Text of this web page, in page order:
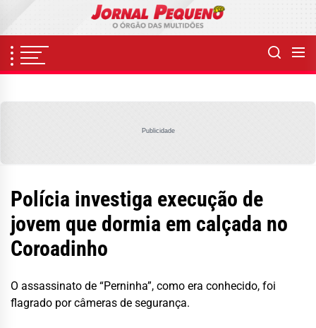
content
Publicidade
Polícia investiga execução de
jovem que dormia em calçada no
Coroadinho
O assassinato de “Perninha”, como era conhecido, foi
flagrado por câmeras de segurança.